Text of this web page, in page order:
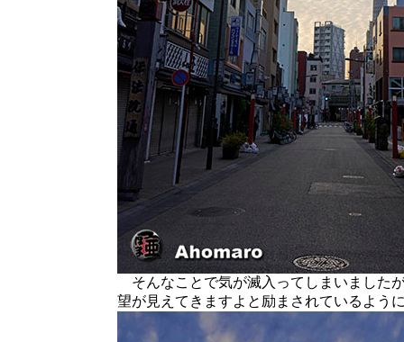
そんなことで気が滅入ってしまいました
望が見えてきますよと励まされているよう